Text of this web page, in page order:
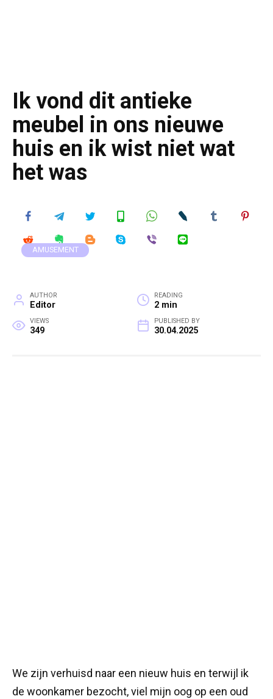
Ik vond dit antieke
meubel in ons nieuwe
huis en ik wist niet wat
het was
AMUSEMENT
AUTHOR
Editor
READING
2 min
VIEWS
349
PUBLISHED BY
30.04.2025
We zijn verhuisd naar een nieuw huis en terwijl ik
de woonkamer bezocht, viel mijn oog op een oud